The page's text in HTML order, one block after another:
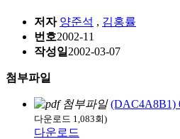
저자 양준석 , 김홍률
번호2002-11
작성일 2002-03-07
첨부파일
(DAC4A8B1)
다운로드 1,083회)
다운로드